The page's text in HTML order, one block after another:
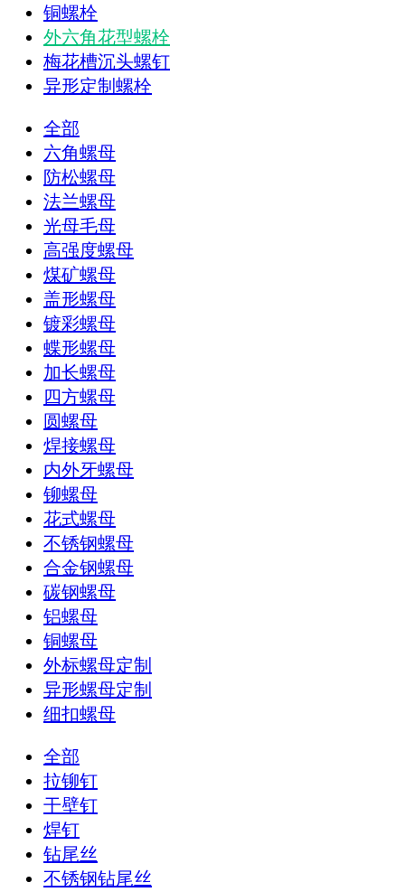
铜螺栓
外六角花型螺栓
梅花槽沉头螺钉
异形定制螺栓
全部
六角螺母
防松螺母
法兰螺母
光母毛母
高强度螺母
煤矿螺母
盖形螺母
镀彩螺母
蝶形螺母
加长螺母
四方螺母
圆螺母
焊接螺母
内外牙螺母
铆螺母
花式螺母
不锈钢螺母
合金钢螺母
碳钢螺母
铝螺母
铜螺母
外标螺母定制
异形螺母定制
细扣螺母
全部
拉铆钉
干壁钉
焊钉
钻尾丝
不锈钢钻尾丝